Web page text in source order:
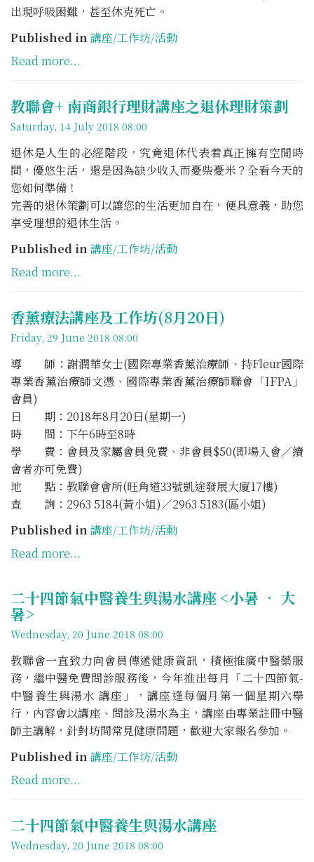
出現呼吸困難，甚至休克死亡。
Published in 講座/工作坊/活動
Read more...
教聯會+ 南商銀行理財講座之退休理財策劃
Saturday, 14 July 2018 08:00
退休是人生的必經階段，究竟退休代表着真正擁有空閒時
間，優悠生活，還是因為缺少收入而憂柴憂米？全看今天的
您如何準備！
完善的退休策劃可以讓您的生活更加自在，便具意義，助您
享受理想的退休生活。
Published in 講座/工作坊/活動
Read more...
香薰療法講座及工作坊(8月20日)
Friday, 29 June 2018 08:00
導 師：謝潤華女士(國際專業香薰治療師、持Fleur國際
專業香薰治療師文憑、國際專業香薰治療師聯會「IFPA」
會員)
日 期：2018年8月20日(星期一)
時 間：下午6時至8時
學 費：會員及家屬會員免費、非會員$50(即場入會／續
會者亦可免費)
地 點：教聯會會所(旺角道33號凱途發展大廈17樓)
查 詢：2963 5184(黃小姐)／2963 5183(區小姐)
Published in 講座/工作坊/活動
Read more...
二十四節氣中醫養生與湯水講座 <小暑 • 大
暑>
Wednesday, 20 June 2018 08:00
教聯會一直致力向會員傳遞健康資訊，積極推廣中醫藥服
務，繼中醫免費問診服務後，今年推出每月「二十四節氣-
中醫養生與湯水 講座」，講座逢每個月第一個星期六舉
行，內容會以講座、問診及湯水為主，講座由專業註冊中醫
師主講解，針對坊間常見健康問題，歡迎大家報名參加。
Published in 講座/工作坊/活動
Read more...
二十四節氣中醫養生與湯水講座
Wednesday, 20 June 2018 08:00